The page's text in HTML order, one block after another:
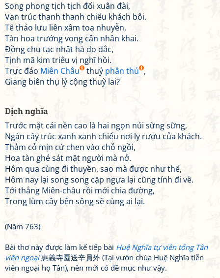
Song phong tịch tịch đối xuân đài,
Vạn trúc thanh thanh chiếu khách bôi.
Tế thảo lưu liên xâm toạ nhuyễn,
Tàn hoa trướng vọng cận nhân khai.
Đồng chu tạc nhật hà do đắc,
Tịnh mã kim triêu vị nghĩ hồi.
Trực đáo Miên Châu thuỷ phân thủ ,
Giang biên thụ lý cộng thuỳ lai?
Dịch nghĩa
Trước mặt cái nền cao là hai ngọn núi sừng sững,
Ngàn cây trúc xanh xanh chiếu nơi ly rượu của khách.
Thảm cỏ mịn cứ chen vào chỗ ngồi,
Hoa tàn ghé sát mặt người mà nở.
Hôm qua cùng đi thuyền, sao mà được như thế,
Hôm nay lại song song cặp ngựa lại cũng tính đi về.
Tới thẳng Miên-châu rồi mới chia đường,
Trong lùm cây bên sông sẽ cùng ai lại.
(Năm 763)
Bài thơ này được làm kế tiếp bài Huệ Nghĩa tự viên tống Tân
viên ngoại惠義寺園送辛員外 (Tại vườn chùa Huệ Nghĩa tiễn
viên ngoại họ Tân), nên mới có đề mục như vậy.